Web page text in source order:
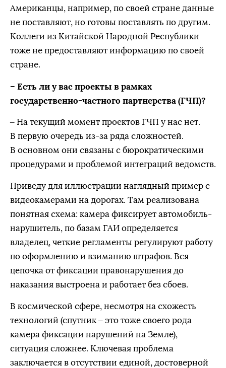
Американцы, например, по своей стране данные
не поставляют, но готовы поставлять по другим.
Коллеги из Китайской Народной Республики
тоже не предоставляют информацию по своей
стране.
– Есть ли у вас проекты в рамках
государственно-частного партнерства (ГЧП)?
– На текущий момент проектов ГЧП у нас нет.
В первую очередь из-за ряда сложностей.
В основном они связаны с бюрократическими
процедурами и проблемой интеграций ведомств.
Приведу для иллюстрации наглядный пример с
видеокамерами на дорогах. Там реализована
понятная схема: камера фиксирует автомобиль-
нарушитель, по базам ГАИ определяется
владелец, четкие регламенты регулируют работу
по оформлению и взиманию штрафов. Вся
цепочка от фиксации правонарушения до
наказания выстроена и работает без сбоев.
В космической сфере, несмотря на схожесть
технологий (спутник – это тоже своего рода
камера фиксации нарушений на Земле),
ситуация сложнее. Ключевая проблема
заключается в отсутствии единой, достоверной